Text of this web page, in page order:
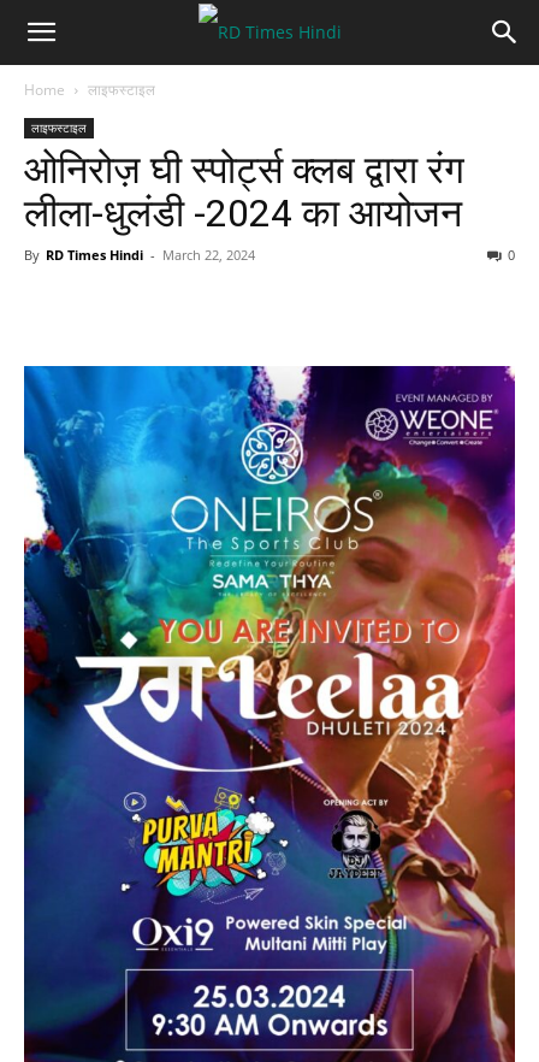
Home लाइफस्टाइल
लाइफस्टाइल
ओनिरोज़ घी स्पोर्ट्स क्लब द्वारा रंग
लीला-धुलंडी -2024 का आयोजन
By RD Times Hindi - March 22, 2024 0